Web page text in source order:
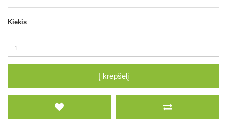
Kiekis
Į krepšelį